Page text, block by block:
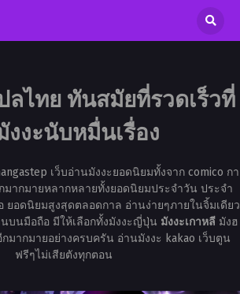
ลไทย ทันสมัยที่รวดเร็วที่
งงะนับหมื่นเรื่อง
เว็บอ่านมังงะยอดนิยมทั้งจาก comico กา
มากมายหลากหลายทั้งยอดนิยมประจำวัน ประจำ
ยอดนิยมสูงสุดตลอดกาล อ่านง่ายๆภายในจิ้มเดียว
บนมือถือ มีให้เลือกทั้งมังงะญี่ปุ่น มังงะเกาหลีมังฮ
มากมายอย่างครบครัน อ่านมังงะ kakao เว็บตูน
ฟรีๆไม่เสียตังทุกตอน